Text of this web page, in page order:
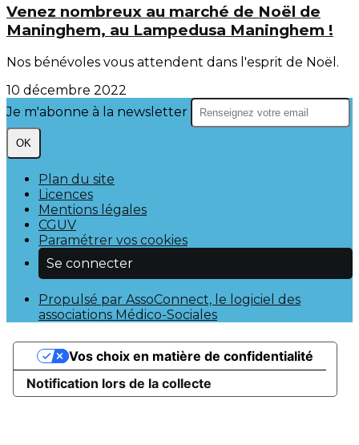
Venez nombreux au marché de Noël de
Maninghem, au Lampedusa Maninghem !
Nos bénévoles vous attendent dans l'esprit de Noël.
10 décembre 2022
Je m'abonne à la newsletter
OK
Plan du site
Licences
Mentions légales
CGUV
Paramétrer vos cookies
Se connecter
Propulsé par AssoConnect, le logiciel des
associations Médico-Sociales
Notification lors de la collecte
Vos choix en matière de confidentialité